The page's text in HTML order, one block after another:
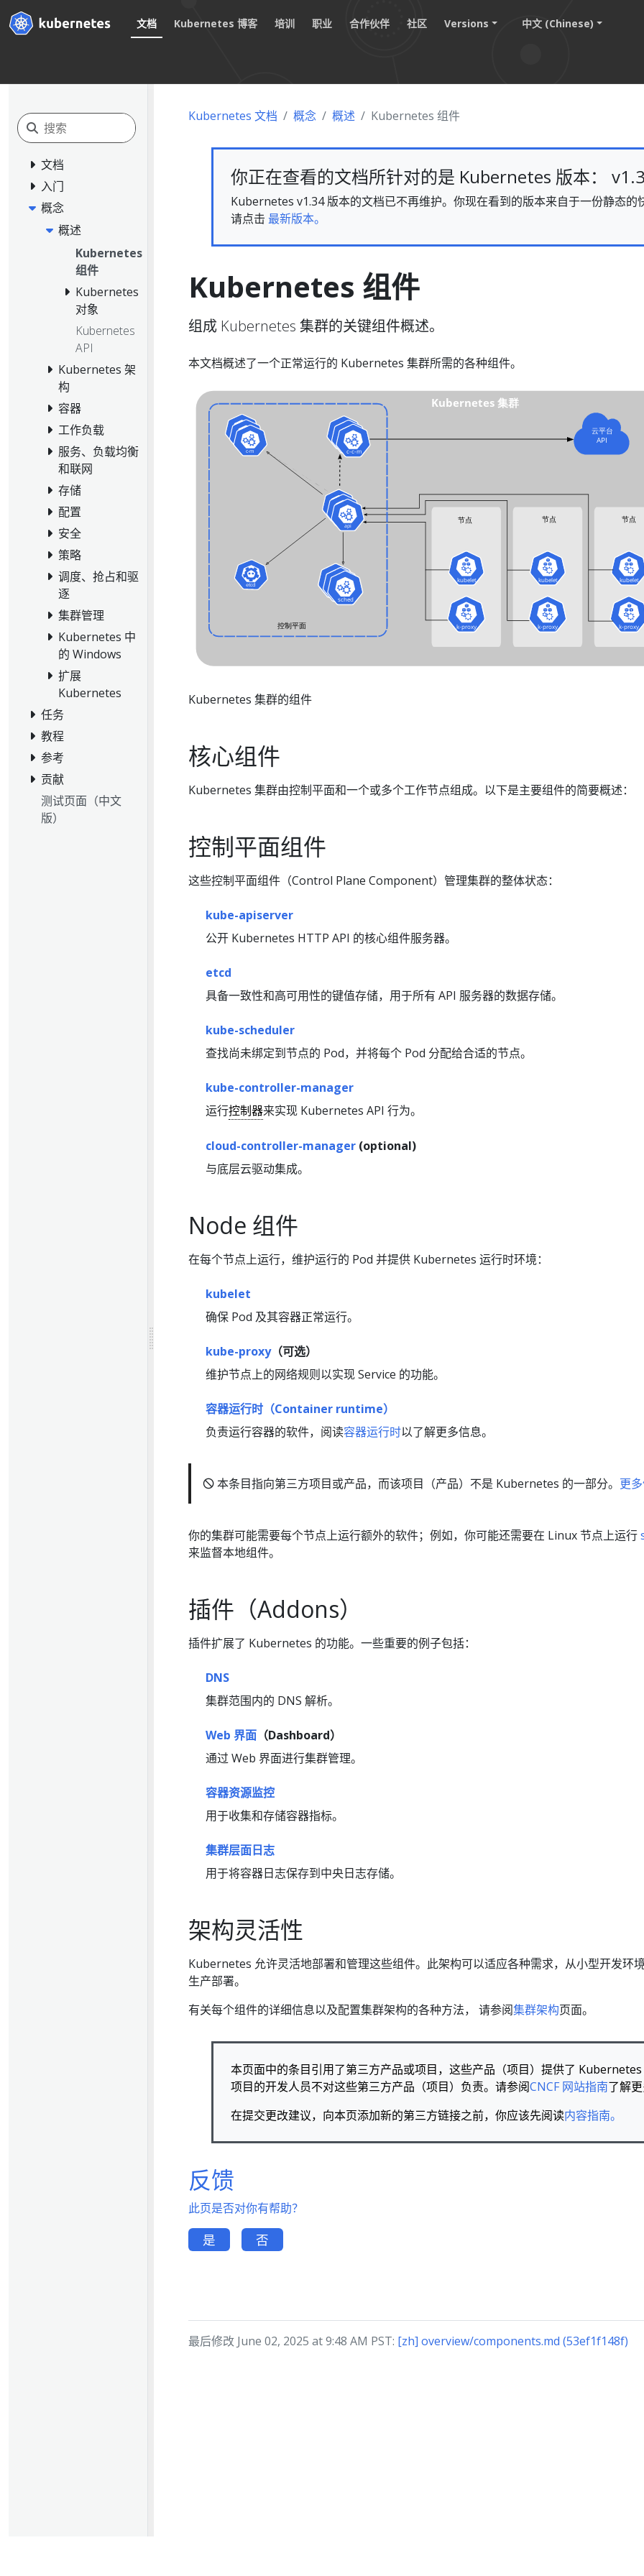
文档 Kubernetes 博客 培训 职业 合作伙伴 社区 Versions 中文 (Chinese)
文档
入门
概念
概述
Kubernetes
组件
Kubernetes
对象
Kubernetes
API
Kubernetes 架
构
容器
工作负载
服务、负载均衡
和联网
存储
配置
安全
策略
调度、抢占和驱
逐
集群管理
Kubernetes 中
的 Windows
扩展
Kubernetes
任务
教程
参考
贡献
测试页面（中文
版）
Kubernetes 文档 概念 概述 Kubernetes 组件
你正在查看的文档所针对的是 Kubernetes 版本：
Kubernetes v1.34 版本的文档已不再维护。你现在看到的版本来自于一份静态的
请点击 最新版本。
Kubernetes 组件
组成 Kubernetes 集群的关键组件概述。
本文档概述了一个正常运行的 Kubernetes 集群所需的各种组件。
Kubernetes 集群的组件
核心组件
Kubernetes 集群由控制平面和一个或多个工作节点组成。以下是主要组件的简要概述：
控制平面组件
这些控制平面组件（Control Plane Component）管理集群的整体状态：
kube-apiserver
公开 Kubernetes HTTP API 的核心组件服务器。
etcd
具备一致性和高可用性的键值存储，用于所有 API 服务器的数据存储。
kube-scheduler
查找尚未绑定到节点的 Pod，并将每个 Pod 分配给合适的节点。
kube-controller-manager
运行控制器来实现 Kubernetes API 行为。
cloud-controller-manager (optional)
与底层云驱动集成。
Node 组件
在每个节点上运行，维护运行的 Pod 并提供 Kubernetes 运行时环境：
kubelet
确保 Pod 及其容器正常运行。
kube-proxy（可选）
维护节点上的网络规则以实现 Service 的功能。
容器运行时（Container runtime）
负责运行容器的软件，阅读容器运行时以了解更多信息。
🛇 本条目指向第三方项目或产品，而该项目（产品）不是 Kubernetes 的一部分。 更
你的集群可能需要每个节点上运行额外的软件；例如，你可能还需要在 Linux 节点上运行
来监督本地组件。
插件（Addons）
插件扩展了 Kubernetes 的功能。一些重要的例子包括：
DNS
集群范围内的 DNS 解析。
Web 界面 （Dashboard）
通过 Web 界面进行集群管理。
容器资源监控
用于收集和存储容器指标。
集群层面日志
用于将容器日志保存到中央日志存储。
架构灵活性
Kubernetes 允许灵活地部署和管理这些组件。此架构可以适应各种需求，从小型开发环
生产部署。
有关每个组件的详细信息以及配置集群架构的各种方法， 请参阅集群架构页面。
本页面中的条目引用了第三方产品或项目，这些产品（项目）提供了
项目的开发人员不对这些第三方产品（项目）负责。请参阅CNCF 网站指南了解更
在提交更改建议，向本页添加新的第三方链接之前，你应该先阅读内容指南。
反馈
此页是否对你有帮助？
是 否
最后修改 June 02, 2025 at 9:48 AM PST: [zh] overview/components.md (53ef1f148f)